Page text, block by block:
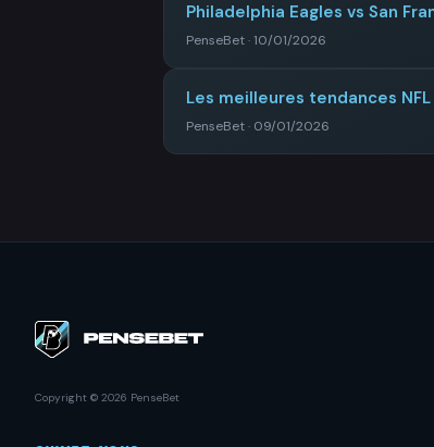
Philadelphia Eagles vs San
PenseBet · 10/01/2026
Les meilleures tendances
PenseBet · 09/01/2026
Copyright © 2026 PenseBet